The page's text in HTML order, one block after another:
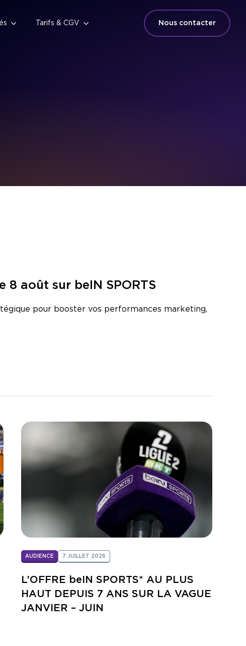
Tarifs & CGV Nous contacter
8 août sur beIN SPORTS
pour booster vos performances marketing,
AUDIENCE 7 JUILLET 2026
L’OFFRE beIN SPORTS* AU PLUS
HAUT DEPUIS 7 ANS SUR LA VAGUE
JANVIER – JUIN